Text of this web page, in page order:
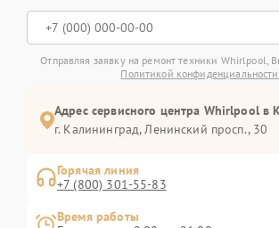
Отправляя заявку на ремонт техники Whirlpool,
Политикой конфиденциальности
Адрес сервисного центра Whirlpool в
г. Калининград, Ленинский просп., 30
Горячая линия
+7 (800) 301-55-83
Время работы